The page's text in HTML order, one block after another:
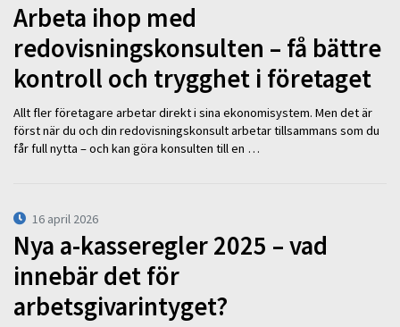
Arbeta ihop med
redovisningskonsulten – få bättre
kontroll och trygghet i företaget
Allt fler företagare arbetar direkt i sina ekonomisystem. Men det är
först när du och din redovisningskonsult arbetar tillsammans som du
får full nytta – och kan göra konsulten till en …
16 april 2026
Nya a-kasseregler 2025 – vad
innebär det för
arbetsgivarintyget?